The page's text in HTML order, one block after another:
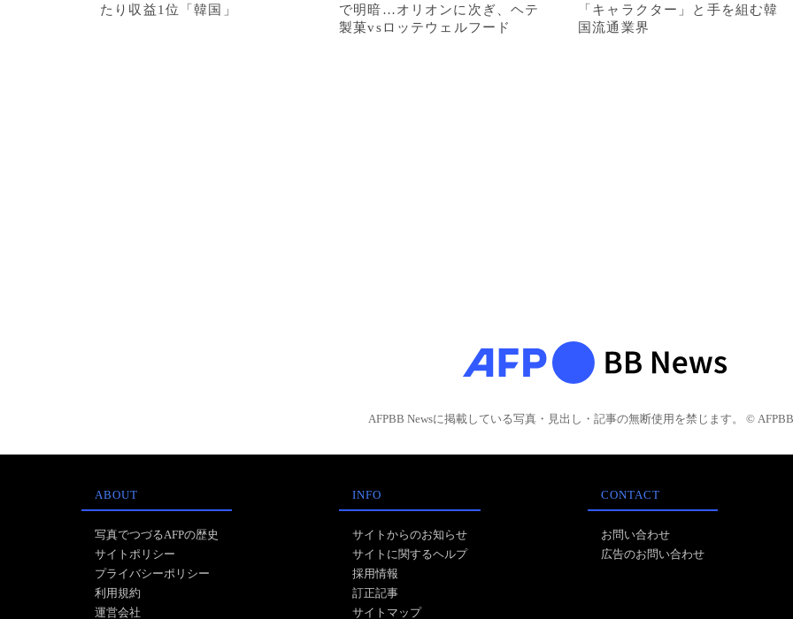
たり収益1位「韓国」
で明暗…オリオンに次ぎ、ヘテ
製菓vsロッテウェルフード
「キャラクター」と手を組む韓
国流通業界
AFPBB Newsに掲載している写真・見出し・記事の無断使用を禁じます。 © AFPBB
ABOUT
写真でつづるAFPの歴史
サイトポリシー
プライバシーポリシー
利用規約
運営会社
INFO
サイトからのお知らせ
サイトに関するヘルプ
採用情報
訂正記事
サイトマップ
CONTACT
お問い合わせ
広告のお問い合わせ